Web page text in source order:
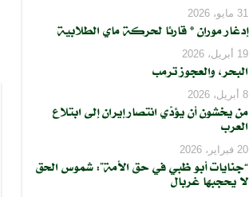
31 مايو، 2026
إدغار موران * قارئا لحركة ماي الطلابية
19 أبريل، 2026
البحر، والعجوز ترمب
8 أبريل، 2026
من يخشون أن يؤدّي انتصار إيران إلى ابتلاع
العرب
20 فبراير، 2026
“جنايات أبو ظبي في حق الأمة”: شموس الحق
لا يحجبها غربال